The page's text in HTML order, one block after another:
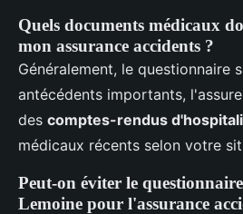
Quels documents médicaux
mon assurance accidents ?
Généralement, le questionnaire
antécédents importants,
des comptes-rendus
médicaux récents selon votre
Peut-on éviter le
Lemoine pour l'assurance